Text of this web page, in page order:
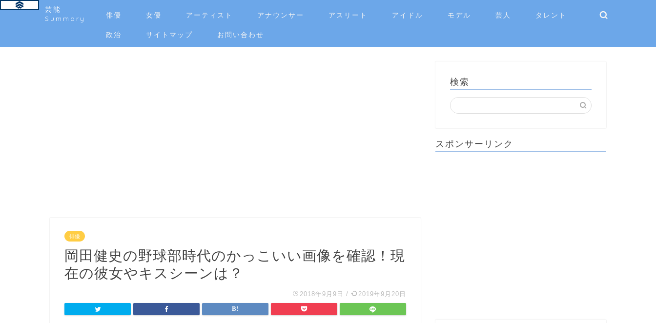
芸能
Summary
俳優 女優 アーティスト アナウンサー アスリート アイドル モデル 芸人 タレント
政治 サイトマップ お問い合わせ
俳優
岡田健史の野球部時代のかっこいい画像を確認！現
在の彼女やキスシーンは？
2018年9月9日 / 2019年9月20日
検索
スポンサーリンク